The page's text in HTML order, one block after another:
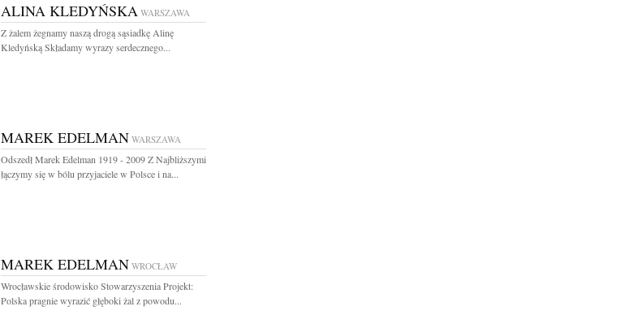
ALINA KLEDYŃSKA WARSZAWA
Z żalem żegnamy naszą drogą sąsiadkę Alinę
Kledyńską Składamy wyrazy serdecznego...
MAREK EDELMAN WARSZAWA
Odszedł Marek Edelman 1919 - 2009 Z Najbliższymi
łączymy się w bólu przyjaciele w Polsce i na...
MAREK EDELMAN WROCŁAW
Wrocławskie środowisko Stowarzyszenia Projekt:
Polska pragnie wyrazić głęboki żal z powodu...